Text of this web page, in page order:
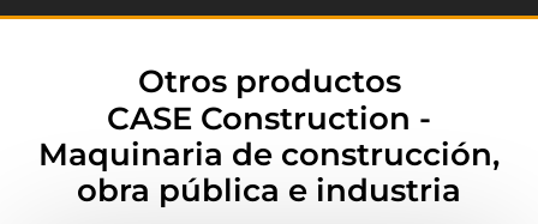
Otros productos
CASE Construction -
Maquinaria de construcción,
obra pública e industria